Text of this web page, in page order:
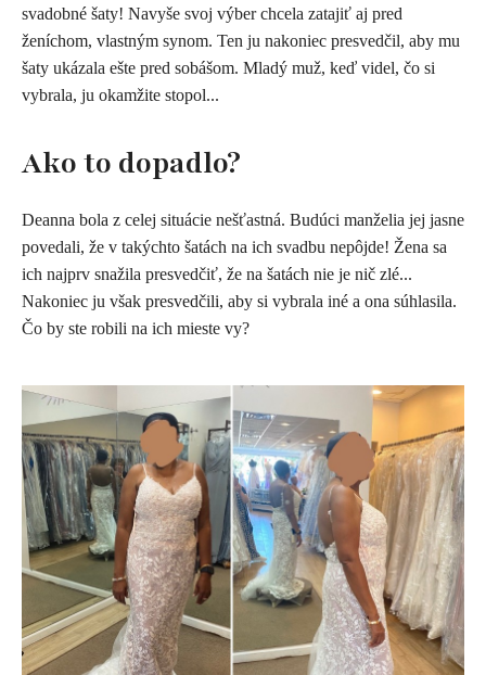
svadobné šaty! Navyše svoj výber chcela zatajiť aj pred
ženíchom, vlastným synom. Ten ju nakoniec presvedčil, aby mu
šaty ukázala ešte pred sobášom. Mladý muž, keď videl, čo si
vybrala, ju okamžite stopol...
Ako to dopadlo?
Deanna bola z celej situácie nešťastná. Budúci manželia jej jasne
povedali, že v takýchto šatách na ich svadbu nepôjde! Žena sa
ich najprv snažila presvedčiť, že na šatách nie je nič zlé...
Nakoniec ju však presvedčili, aby si vybrala iné a ona súhlasila.
Čo by ste robili na ich mieste vy?